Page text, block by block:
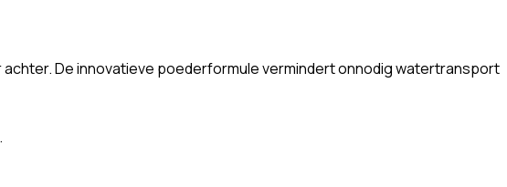
De innovatieve poederformule vermindert onnodig watertransport